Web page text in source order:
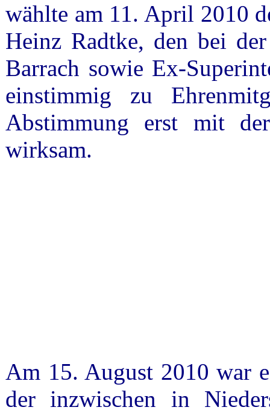
wählte am 11. April 2010
Heinz Radtke, den bei
Barrach sowie Ex-
einstimmig zu
Abstimmung erst mit
wirksam.
Am 15. August 2010 war
der inzwischen in